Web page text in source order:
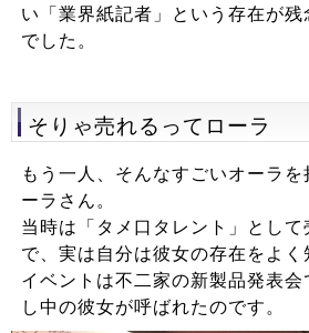
い「業界紙記者」という存在が
でした。
そりゃ売れるってローラ
もう一人、そんなすごいオーラ
ーラさん。
当時は「タメ口タレント」とし
で、実は自分は彼女の存在をよく
イベントは不二家の新製品発表
し中の彼女が呼ばれたのです。